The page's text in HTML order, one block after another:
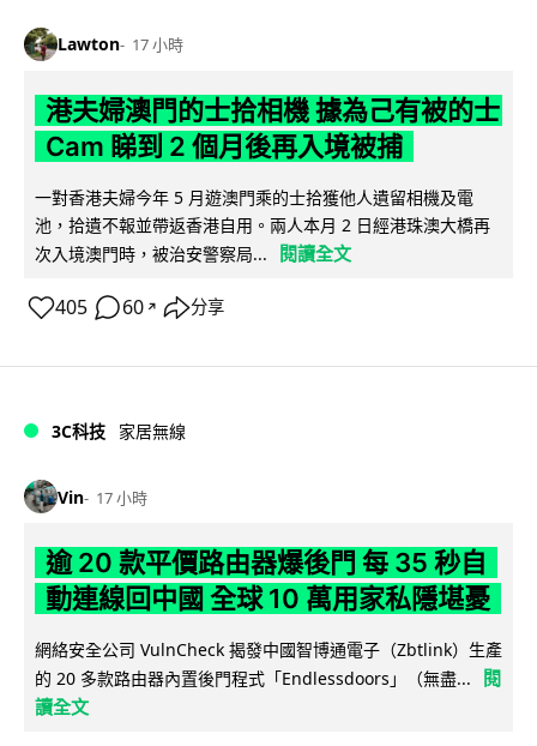
Lawton 17 小時
港夫婦澳門的士拾相機 據為己有被的士
Cam 睇到 2 個月後再入境被捕
一對香港夫婦今年 5 月遊澳門乘的士拾獲他人遺留相機及電
池，拾遺不報並帶返香港自用。兩人本月 2 日經港珠澳大橋再
次入境澳門時，被治安警察局...
閱讀全文
405 60 ↗ 分享
3C科技 家居無線
Vin 17 小時
逾 20 款平價路由器爆後門 每 35 秒自
動連線回中國 全球 10 萬用家私隱堪憂
網絡安全公司 VulnCheck 揭發中國智博通電子（Zbtlink）生產
的 20 多款路由器內置後門程式「Endlessdoors」（無盡...
閱
讀全文